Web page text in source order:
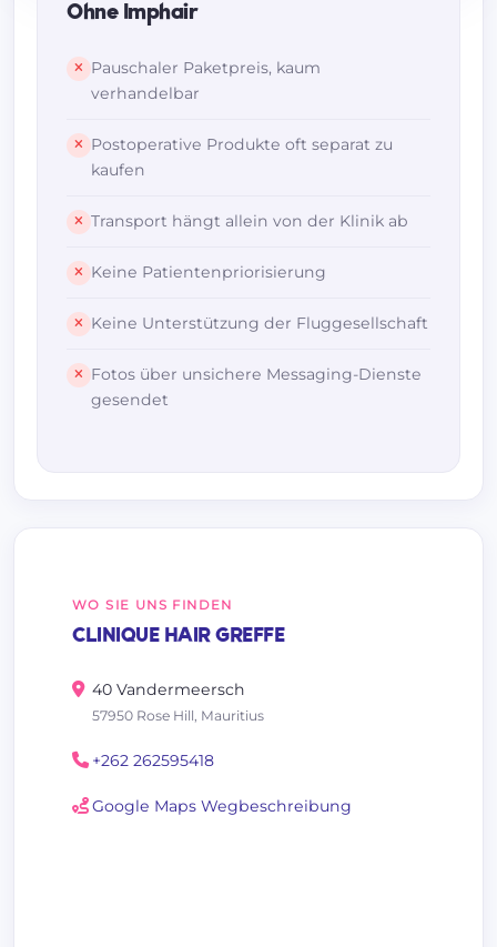
Ohne Imphair
Pauschaler Paketpreis, kaum
verhandelbar
Postoperative Produkte oft separat zu
kaufen
Transport hängt allein von der Klinik ab
Keine Patientenpriorisierung
Keine Unterstützung der Fluggesellschaft
Fotos über unsichere Messaging-Dienste
gesendet
WO SIE UNS FINDEN
CLINIQUE HAIR GREFFE
40 Vandermeersch
57950 Rose Hill, Mauritius
+262 262595418
Google Maps Wegbeschreibung